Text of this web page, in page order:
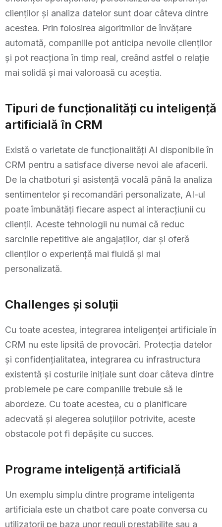
clienților și analiza datelor sunt doar câteva dintre
acestea. Prin folosirea algoritmilor de învățare
automată, companiile pot anticipa nevoile clienților
și pot reacționa în timp real, creând astfel o relație
mai solidă și mai valoroasă cu aceștia.
Tipuri de funcționalități cu inteligență
artificială în CRM
Există o varietate de funcționalități AI disponibile în
CRM pentru a satisface diverse nevoi ale afacerii.
De la chatboturi și asistență vocală până la analiza
sentimentelor și recomandări personalizate, AI-ul
poate îmbunătăți fiecare aspect al interacțiunii cu
clienții. Aceste tehnologii nu numai că reduc
sarcinile repetitive ale angajaților, dar și oferă
clienților o experiență mai fluidă și mai
personalizată.
Challenges și soluții
Cu toate acestea, integrarea inteligenței artificiale în
CRM nu este lipsită de provocări. Protecția datelor
și confidențialitatea, integrarea cu infrastructura
existentă și costurile inițiale sunt doar câteva dintre
problemele pe care companiile trebuie să le
abordeze. Cu toate acestea, cu o planificare
adecvată și alegerea soluțiilor potrivite, aceste
obstacole pot fi depășite cu succes.
Programe inteligență artificială
Un exemplu simplu dintre programe inteligenta
artificiala este un chatbot care poate conversa cu
utilizatorii pe baza unor reguli prestabilite sau a